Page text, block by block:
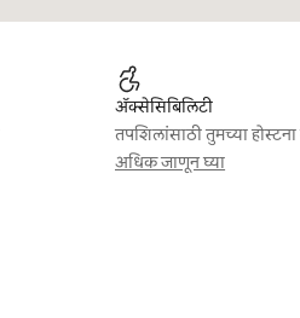
ॲक्सेसिबिलिटी
तपशिलांसाठी तुमच्या
अधिक जाणून घ्या